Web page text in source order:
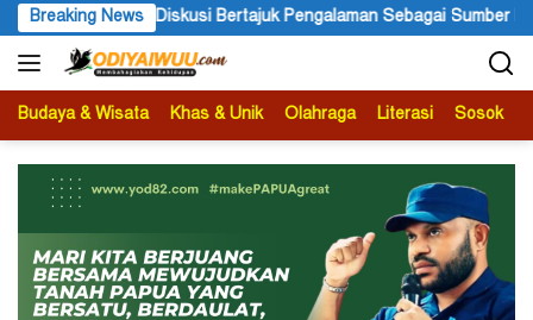
Langsung
ke
konten
Breaking News
Pengalaman Sebagai Sumber Pengetahuan Ketua
Budaya & Wisata Khas & Unik Olahraga Literasi Sosok